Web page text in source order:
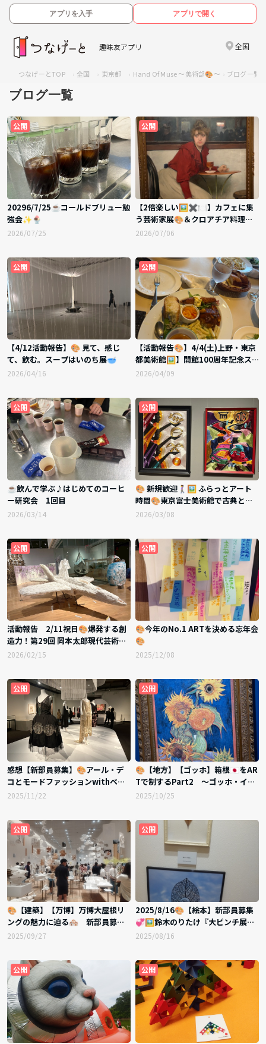
アプリを入手 アプリで開く
趣味友アプリ 全国
つなげーとTOP 全国 東京都 Hand Of Muse 〜美術部🎨〜 ブログ一覧
ブログ一覧
公開
20296/7/25☕️コールドブリュー勉
強会✨🍨
2026/07/25
公開
【2倍楽しい🖼️✖️🍽️】カフェに集
う芸術家展🎨＆クロアチア料理🇭🇷
感想会✨@新規募集✨
2026/07/06
公開
【4/12活動報告】🎨 見て、感じ
て、飲む。スープはいのち展🥣
2026/04/16
公開
【活動報告🎨】4/4(土)上野・東京
都美術館🖼️】開館100周年記念ス
ウェーデン🇸🇪絵画展示×イタリア
れ・新規参加歓迎✨
2026/04/09
公開
☕️飲んで学ぶ♪はじめてのコーヒ
ー研究会 1回目
2026/03/14
公開
🎨 新規歓迎🚶‍♀️🖼 ふらっとアート
時間🎨東京富士美術館で古典と世
界を楽しもう✨
2026/03/08
公開
活動報告 2/11祝日🎨爆発する創
造力！第29回 岡本太郎現代芸術賞
（TARO賞）企画展 × 絵画部 新メ
2026/02/15
公開
🎨今年のNo.1 ARTを決める忘年会
🎨
2025/12/08
公開
感想【新部員募集】🎨アール・デ
コとモードファッションwithベル
ギー🇧🇪ランチ💖 🖼️
2025/11/22
公開
🎨【地方】【ゴッホ】箱根🇯🇵をAR
Tで制するPart2 〜ゴッホ・イン
パクト―生成する情熱〜
2025/10/25
公開
🎨【建築】【万博】万博大屋根リ
ングの魅力に迫る🏘️ 新部員募集
💞
2025/09/27
公開
2025/8/16🎨【絵本】新部員募集
💞🖼️鈴木のりたけ『大ピンチ展』
と葉っぱアート🍂
2025/08/16
公開 公開